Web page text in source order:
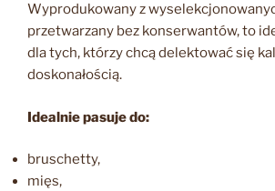
Wyprodukowany z
przetwarzany bez konserwantów, to
dla tych, którzy chcą delektować się
doskonałością.
Idealnie pasuje do:
bruschetty,
mięs,